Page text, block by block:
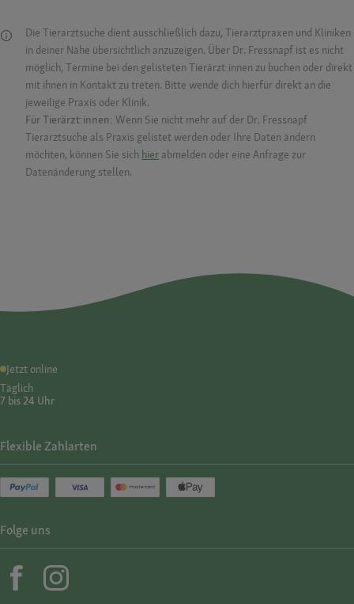
Die Tierarztsuche dient ausschließlich dazu, Tierarztpraxen und Kliniken
in deiner Nähe übersichtlich anzuzeigen. Über Dr. Fressnapf ist es nicht
möglich, Termine bei den gelisteten Tierärzt:innen zu buchen oder direkt
mit ihnen in Kontakt zu treten. Bitte wende dich hierfür direkt an die
jeweilige Praxis oder Klinik.
Für Tierärzt:innen: Wenn Sie nicht mehr auf der Dr. Fressnapf
Tierarztsuche als Praxis gelistet werden oder Ihre Daten ändern
möchten, können Sie sich hier abmelden oder eine Anfrage zur
Datenänderung stellen.
Jetzt online
Täglich
7 bis 24 Uhr
Flexible Zahlarten
Folge uns